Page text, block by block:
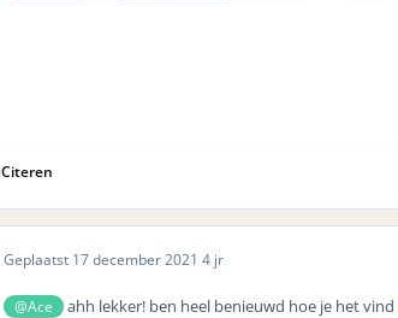
Citeren
Geplaatst 17 december 2021 4 jr
@Ace ahh lekker! ben heel benieuwd hoe je het vind